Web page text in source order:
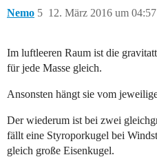
Nemo 12. März 2016 um 04:57
5
Im luftleeren Raum ist die
für jede Masse gleich.
Ansonsten hängt sie vom
Der wiederum ist bei zwei
fällt eine Styroporkugel bei
gleich große Eisenkugel.